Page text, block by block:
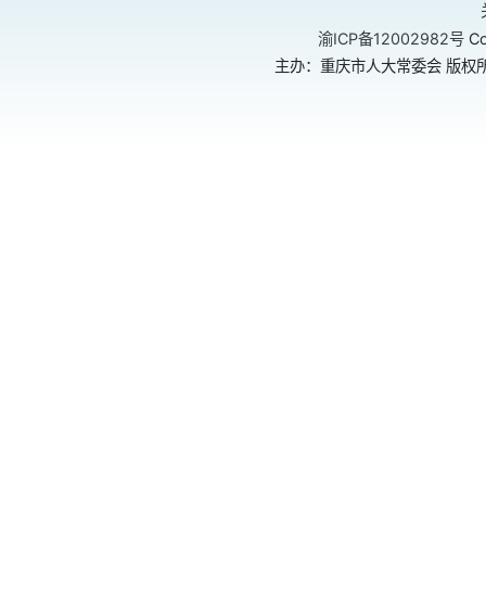
渝ICP备12002982号
主办：重庆市人大常委会 版